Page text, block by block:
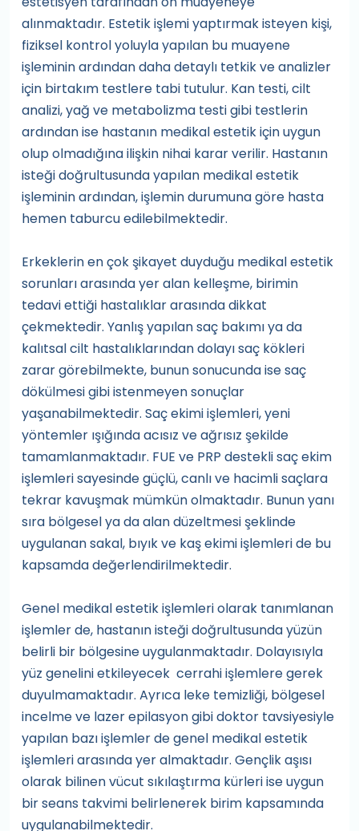
alınmaktadır. Estetik işlemi yaptırmak isteyen kişi,
fiziksel kontrol yoluyla yapılan bu muayene
işleminin ardından daha detaylı tetkik ve analizler
için birtakım testlere tabi tutulur. Kan testi, cilt
analizi, yağ ve metabolizma testi gibi testlerin
ardından ise hastanın medikal estetik için uygun
olup olmadığına ilişkin nihai karar verilir. Hastanın
isteği doğrultusunda yapılan medikal estetik
işleminin ardından, işlemin durumuna göre hasta
hemen taburcu edilebilmektedir.
Erkeklerin en çok şikayet duyduğu medikal estetik
sorunları arasında yer alan kelleşme, birimin
tedavi ettiği hastalıklar arasında dikkat
çekmektedir. Yanlış yapılan saç bakımı ya da
kalıtsal cilt hastalıklarından dolayı saç kökleri
zarar görebilmekte, bunun sonucunda ise saç
dökülmesi gibi istenmeyen sonuçlar
yaşanabilmektedir. Saç ekimi işlemleri, yeni
yöntemler ışığında acısız ve ağrısız şekilde
tamamlanmaktadır. FUE ve PRP destekli saç ekim
işlemleri sayesinde güçlü, canlı ve hacimli saçlara
tekrar kavuşmak mümkün olmaktadır. Bunun yanı
sıra bölgesel ya da alan düzeltmesi şeklinde
uygulanan sakal, bıyık ve kaş ekimi işlemleri de bu
kapsamda değerlendirilmektedir.
Genel medikal estetik işlemleri olarak tanımlanan
işlemler de, hastanın isteği doğrultusunda yüzün
belirli bir bölgesine uygulanmaktadır. Dolayısıyla
yüz genelini etkileyecek cerrahi işlemlere gerek
duyulmamaktadır. Ayrıca leke temizliği, bölgesel
incelme ve lazer epilasyon gibi doktor tavsiyesiyle
yapılan bazı işlemler de genel medikal estetik
işlemleri arasında yer almaktadır. Gençlik aşısı
olarak bilinen vücut sıkılaştırma kürleri ise uygun
bir seans takvimi belirlenerek birim kapsamında
uygulanabilmektedir.